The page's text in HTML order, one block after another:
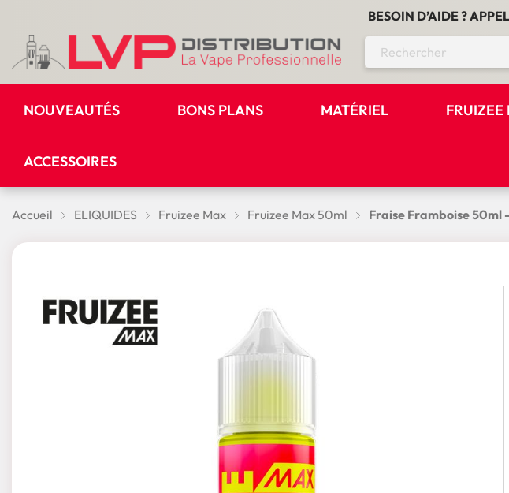
BESOIN D’AIDE ?
NOUVEAUTÉS BONS PLANS MATÉRIEL FRUIZEE
ACCESSOIRES
Accueil ELIQUIDES Fruizee Max Fruizee Max 50ml Fraise Framboise 50ml